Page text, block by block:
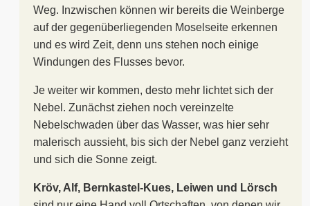
Weg. Inzwischen können wir bereits die Weinberge
auf der gegenüberliegenden Moselseite erkennen
und es wird Zeit, denn uns stehen noch einige
Windungen des Flusses bevor.
Je weiter wir kommen, desto mehr lichtet sich der
Nebel. Zunächst ziehen noch vereinzelte
Nebelschwaden über das Wasser, was hier sehr
malerisch aussieht, bis sich der Nebel ganz verzieht
und sich die Sonne zeigt.
Kröv, Alf, Bernkastel-Kues, Leiwen und Lörsch